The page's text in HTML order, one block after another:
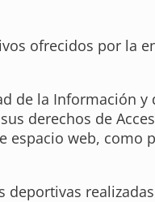
ofrecidos por la
de la Información
derechos de
web,